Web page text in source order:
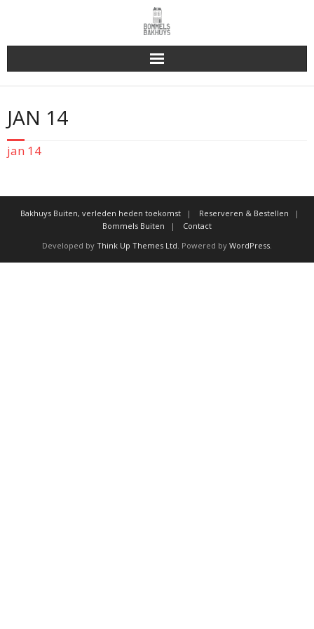
Bakhuys Buiten, verleden heden toekomst
Reserveren & Bestellen
Bommels Buiten
Contact
JAN 14
jan 14
Bakhuys Buiten, verleden heden toekomst
Reserveren & Bestellen
Bommels Buiten
Contact
Developed by Think Up Themes Ltd . Powered by WordPress